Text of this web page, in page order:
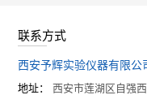
联系方式
西安予辉实验仪器有限公
地址： 西安市莲湖区自强